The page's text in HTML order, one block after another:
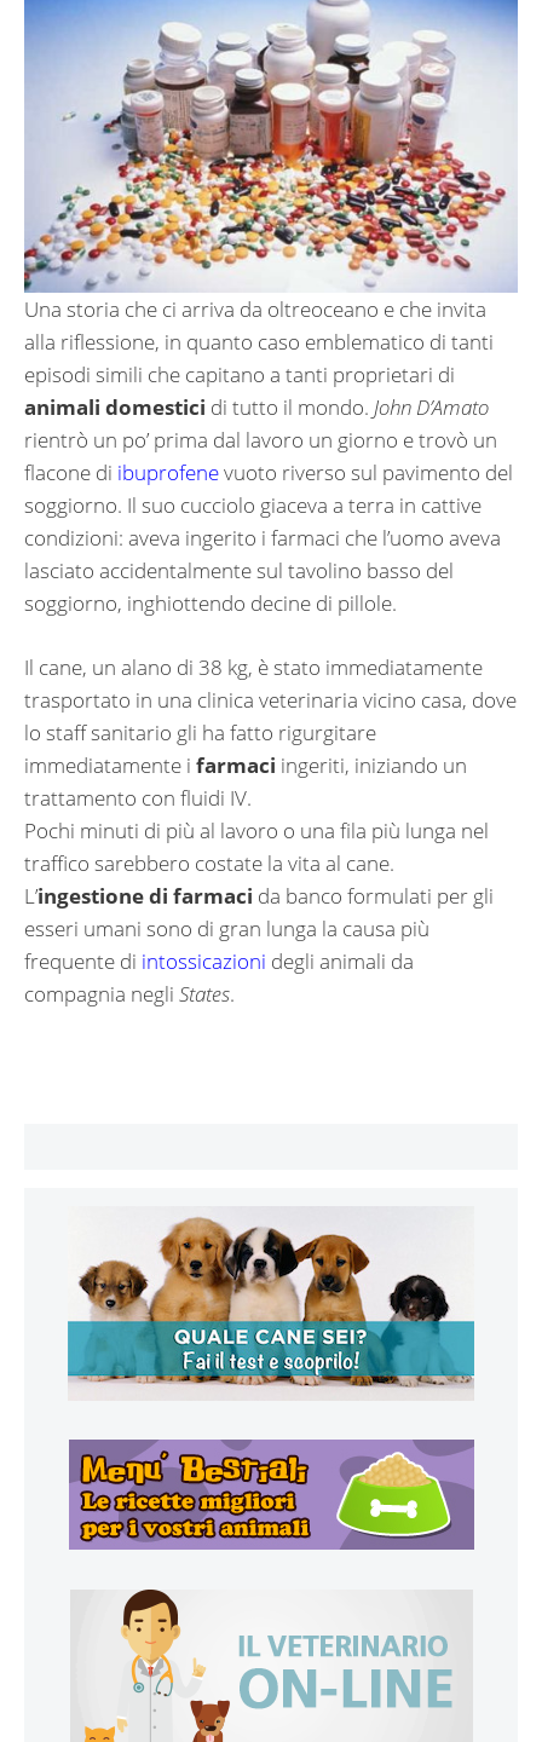
Una storia che ci arriva da oltreoceano e che invita
alla riflessione, in quanto caso emblematico di tanti
episodi simili che capitano a tanti proprietari di
animali domestici di tutto il mondo. John D’Amato
rientrò un po’ prima dal lavoro un giorno e trovò un
flacone di ibuprofenevuoto riverso sul pavimento del
soggiorno. Il suo cucciolo giaceva a terra in cattive
condizioni: aveva ingerito i farmaci che l’uomo aveva
lasciato accidentalmente sul tavolino basso del
soggiorno, inghiottendo decine di pillole.
Il cane, un alano di 38 kg, è stato immediatamente
trasportato in una clinica veterinaria vicino casa, dove
lo staff sanitario gli ha fatto rigurgitare
immediatamente i farmaci ingeriti, iniziando un
trattamento con fluidi IV.
Pochi minuti di più al lavoro o una fila più lunga nel
traffico sarebbero costate la vita al cane.
L’ingestione di farmaci da banco formulati per gli
esseri umani sono di gran lunga la causa più
frequente di intossicazioni degli animali da
compagnia negli States.